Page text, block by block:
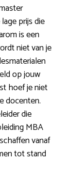
prijs die
is een
niet van je
op jouw
hoef je niet
docenten.
die
MBA
vanaf
tot stand